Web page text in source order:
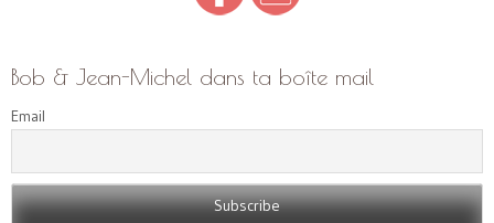
Bob & Jean-Michel dans ta boîte mail
Email